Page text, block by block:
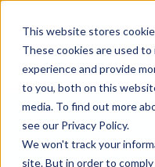
This website stores
These cookies are used
experience and provide
to you, both on this
media. To find out more
see our Privacy Policy.
We won't track your
site. But in order to
Descarga